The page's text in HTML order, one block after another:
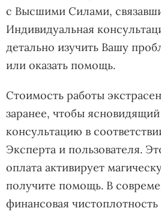
с Высшими Силами,
Индивидуальная
детально изучить Вашу
или оказать помощь.
Стоимость работы
заранее, чтобы
консультацию в
Эксперта и пользователя.
оплата активирует
получите помощь. В
финансовая чистоплотность